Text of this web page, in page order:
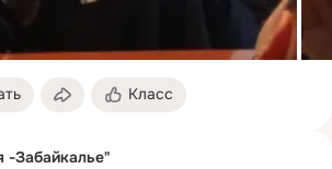
Класс
-Забайкалье"